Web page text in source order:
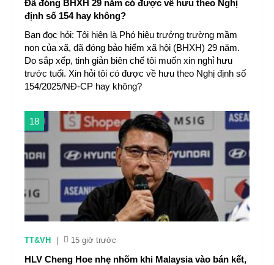
Đã đóng BHXH 29 năm có được về hưu theo Nghị
định số 154 hay không?
Bạn đọc hỏi: Tôi hiên là Phó hiệu trưởng trường mầm
non của xã, đã đóng bảo hiểm xã hội (BHXH) 29 năm.
Do sắp xếp, tinh giản biên chế tôi muốn xin nghỉ hưu
trước tuổi. Xin hỏi tôi có được về hưu theo Nghị định số
154/2025/NĐ-CP hay không?
18
TT&VH 15 giờ trước
HLV Cheng Hoe nhẹ nhõm khi Malaysia vào bán kết,